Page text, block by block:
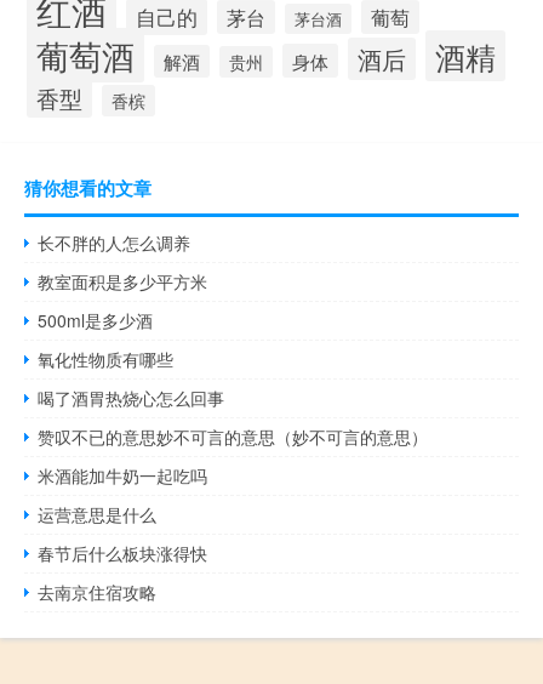
自己的 茅台 茅台酒 葡萄
葡萄酒 解酒 贵州 身体 酒后 酒精
香型 香槟
猜你想看的文章
长不胖的人怎么调养
教室面积是多少平方米
500ml是多少酒
氧化性物质有哪些
喝了酒胃热烧心怎么回事
赞叹不已的意思妙不可言的意思（妙不可言的意思）
米酒能加牛奶一起吃吗
运营意思是什么
春节后什么板块涨得快
去南京住宿攻略